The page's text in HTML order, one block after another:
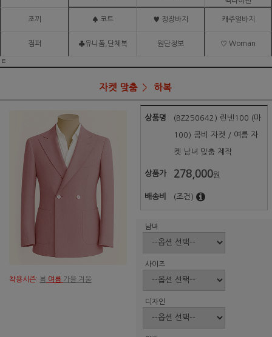
조끼 ♠ 코트 ♥ 정장바지 캐주얼바지
점퍼 ♣유니폼,단체복 원단정보 ♡ Woman
ㅌ
자켓 맞춤 하복
착용시즌: 봄 여름 가을 겨울
상품명 (BZ250642) 린넨100 (마
100) 콤비 자켓 / 여름 자
켓 남녀 맞춤 제작
상품가 278,000원
배송비 (조건)
남녀
사이즈
디자인